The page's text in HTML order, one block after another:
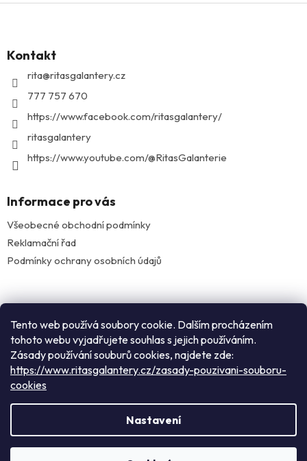
Tento web používá soubory cookie. Dalším procházením
tohoto webu vyjadřujete souhlas s jejich používáním.
Zásady používání souburů cookies, najdete zde:
https://www.ritasgalantery.cz/zasady-pouzivani-souboru-
cookies
Nastavení
Rádi Vás přivítáme v našem pražském obchodě: nacházíme se
aKontakt
rita@ritasgalantery.cz
777 757 670
https://www.facebook.com/ritasgalantery/
ritasgalantery
https://www.youtube.com/@RitasGalanterie
Informace pro vás
Všeobecné obchodní podmínky
Reklamační řad
Podmínky ochrany osobních údajů
Instagram
Vytvořil Shoptet
Copyright 2026Rita's galanterie. Všechna práva